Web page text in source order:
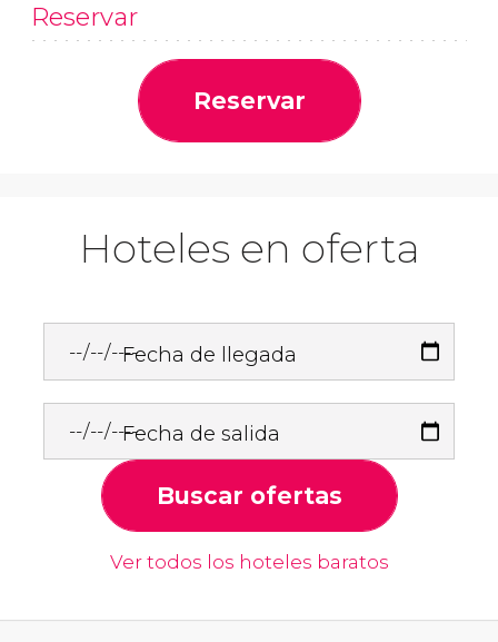
Reservar
Reservar
Hoteles en oferta
Fecha de llegada
Fecha de salida
Buscar ofertas
Ver todos los hoteles baratos